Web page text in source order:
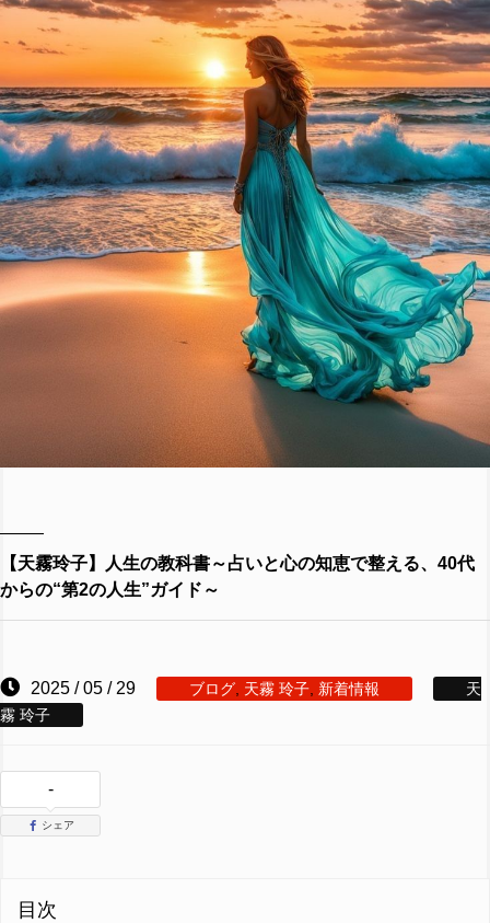
【天霧玲子】人生の教科書～占いと心の知恵で整える、40代
からの“第2の人生”ガイド～
2025 / 05 / 29 ブログ 天霧 玲子 新着情報
天
霧 玲子
-
シェア
目次